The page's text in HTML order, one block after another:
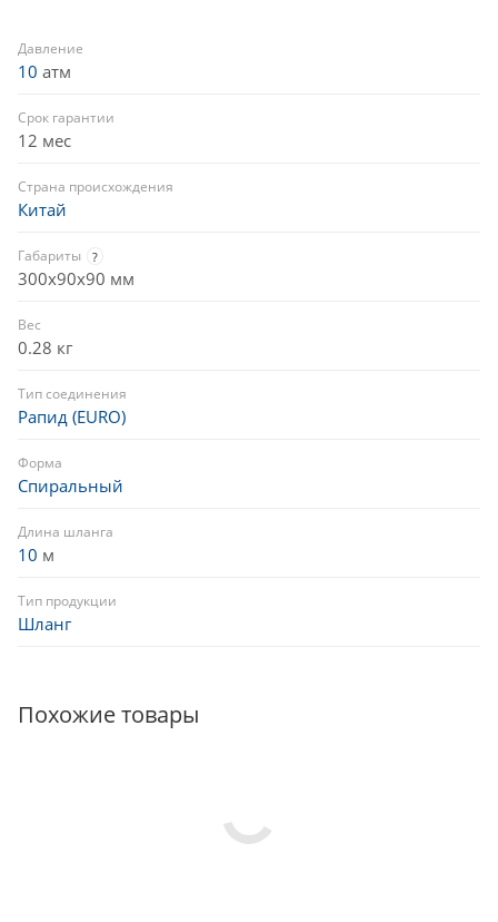
Давление
10 атм
Срок гарантии
12 мес
Страна происхождения
Китай
Габариты ?
300х90х90 мм
Вес
0.28 кг
Тип соединения
Рапид (EURO)
Форма
Спиральный
Длина шланга
10 м
Тип продукции
Шланг
Похожие товары